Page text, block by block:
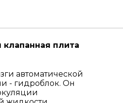
клапанная плита
автоматической
- гидроблок. Он